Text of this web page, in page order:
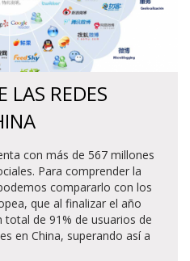
LAS REDES
con más de 567 millones
Para comprender la
compararlo con los
que al finalizar el año
total de 91% de usuarios de
en China, superando así a